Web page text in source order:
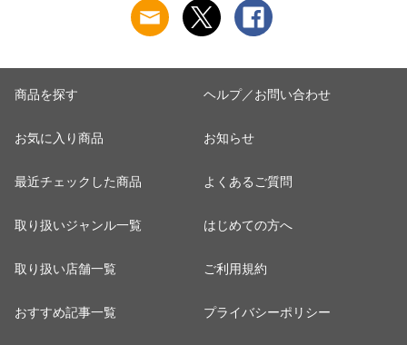
ルメ お取り寄せ
自宅用 家庭用 おう
ち用 野菜 山形県 グ
ルメ お取り寄せ
家庭用 おうち用 果
物 フルーツ 山形県
商品を探す
お気に入り商品
最近チェックした商品
取り扱いジャンル一覧
取り扱い店舗一覧
おすすめ記事一覧
ヘルプ／お問い合わせ
お知らせ
よくあるご質問
はじめての方へ
ご利用規約
プライバシーポリシー